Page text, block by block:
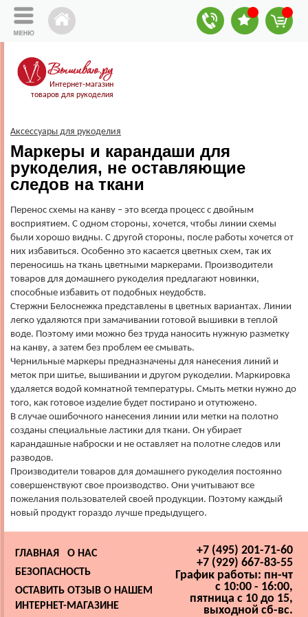
Интернет-магазин
товаров для рукоделия
Аксессуары для рукоделия
Маркеры и карандаши для
рукоделия, не оставляющие
следов на ткани
Перенос схемы на канву – это всегда процесс с двойным
восприятием. С одном стороны, хочется, чтобы линии схемы
были хорошо видны. С другой стороны, после работы хочется от
них избавиться. Особенно это касается цветных схем, так их
переносишь на ткань цветными маркерами. Производители
товаров для домашнего рукоделия предлагают новинки,
способные избавить от подобных неудобств.
Стержни Белоснежка представлены в цветных вариантах. Линии
легко удаляются при замачивании готовой вышивки в теплой
воде. Поэтому ими можно без труда наносить нужную разметку
на канву, а затем без проблем ее смывать.
Чернильные маркеры предназначены для нанесения линий и
меток при шитье, вышивании и другом рукоделии. Маркировка
удаляется водой комнатной температуры. Смыть метки нужно до
того, как готовое изделие будет постирано и отутюжено.
В случае ошибочного нанесения линии или метки на полотно
созданы специальные ластики для ткани. Он убирает
карандашные наброски и не оставляет на полотне следов или
разводов.
Производители товаров для домашнего рукоделия постоянно
совершенствуют свое производство. Они учитывают все
пожелания пользователей своей продукции. Поэтому каждый
новый продукт гораздо лучше предыдущего.
+7 (495) 201-71-60
+7 (929) 667-83-55
График работы: пн-чт
с 10:00 - 16:00,
пятница с 10 до 15,
выходной сб-вс.
ГЛАВНАЯ
О НАС
БЕЗОПАСНОСТЬ
ОСТАВИТЬ ОТЗЫВ О НАШЕМ
ИНТЕРНЕТ-МАГАЗИНЕ